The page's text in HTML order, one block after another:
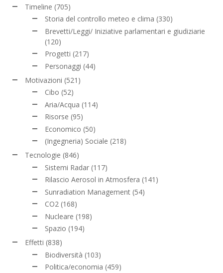
Timeline (705)
Storia del controllo meteo e clima (330)
Brevetti/Leggi/ Iniziative parlamentari e giudiziarie
(120)
Progetti (217)
Personaggi (44)
Motivazioni (521)
Cibo (52)
Aria/Acqua (114)
Risorse (95)
Economico (50)
(Ingegneria) Sociale (218)
Tecnologie (846)
Sistemi Radar (117)
Rilascio Aerosol in Atmosfera (141)
Sunradiation Management (54)
CO2 (168)
Nucleare (198)
Spazio (194)
Effetti (838)
Biodiversità (103)
Politica/economia (459)